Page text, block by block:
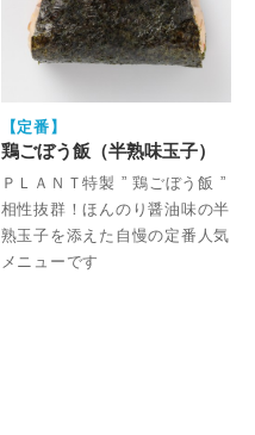
【定番】
鶏ごぼう飯（半熟味玉子）
ＰＬＡＮＴ特製 ” 鶏ごぼう飯 ”
相性抜群！ほんのり醤油味の半
熟玉子を添えた自慢の定番人気
メニューです